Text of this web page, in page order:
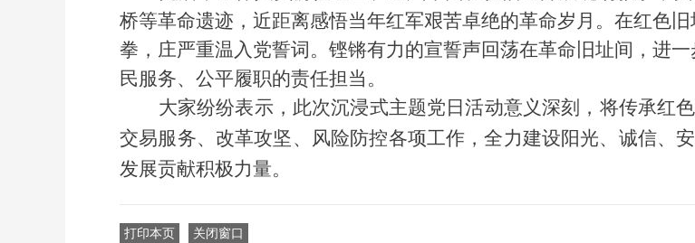
桥等革命遗迹，近距离感悟当年红军艰苦卓绝的革命岁月。在红色
拳，庄严重温入党誓词。铿锵有力的宣誓声回荡在革命旧址间，进
民服务、公平履职的责任担当。
大家纷纷表示，此次沉浸式主题党日活动意义深刻，将传承红
交易服务、改革攻坚、风险防控各项工作，全力建设阳光、诚信、
发展贡献积极力量。
打印本页 关闭窗口